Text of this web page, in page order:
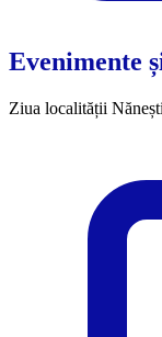
Evenimente
Ziua localității